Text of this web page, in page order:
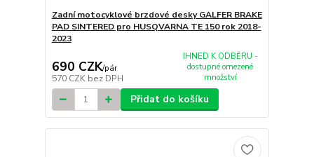
Zadní motocyklové brzdové desky GALFER BRAKE
PAD SINTERED pro HUSQVARNA TE 150 rok 2018-
2023
690 CZK/pár
570 CZK bez DPH
IHNED K ODBĚRU -
dostupné omezené
množství
Přidat do košíku